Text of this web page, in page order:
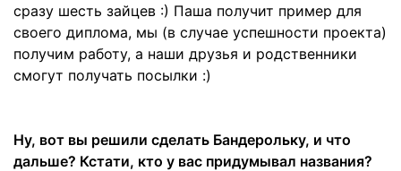
сразу шесть зайцев :) Паша получит пример для
своего диплома, мы (в случае успешности проекта)
получим работу, а наши друзья и родственники
смогут получать посылки :)
Ну, вот вы решили сделать Бандерольку, и что
дальше? Кстати, кто у вас придумывал названия?